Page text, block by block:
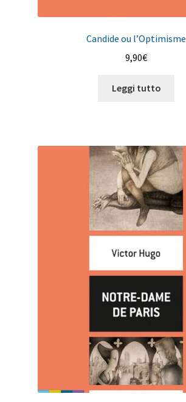
Candide ou l’Optimisme
9,90€
Leggi tutto